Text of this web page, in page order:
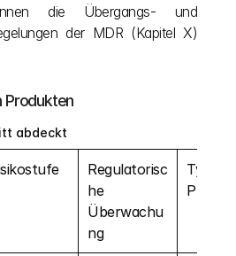
die Übergangs- und
der MDR (Kapitel X)
Produkten
abdeckt
Regulatorisc
he
Überwachu
ng